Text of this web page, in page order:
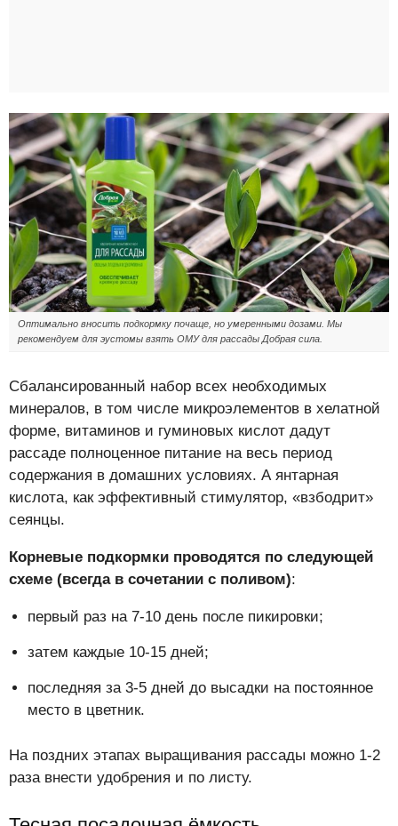
Оптимально вносить подкормку почаще, но умеренными дозами. Мы
рекомендуем для эустомы взять ОМУ для рассады Добрая сила.
Сбалансированный набор всех необходимых
минералов, в том числе микроэлементов в хелатной
форме, витаминов и гуминовых кислот дадут
рассаде полноценное питание на весь период
содержания в домашних условиях. А янтарная
кислота, как эффективный стимулятор, «взбодрит»
сеянцы.
Корневые подкормки проводятся по следующей
схеме (всегда в сочетании с поливом):
первый раз на 7-10 день после пикировки;
затем каждые 10-15 дней;
последняя за 3-5 дней до высадки на постоянное
место в цветник.
На поздних этапах выращивания рассады можно 1-2
раза внести удобрения и по листу.